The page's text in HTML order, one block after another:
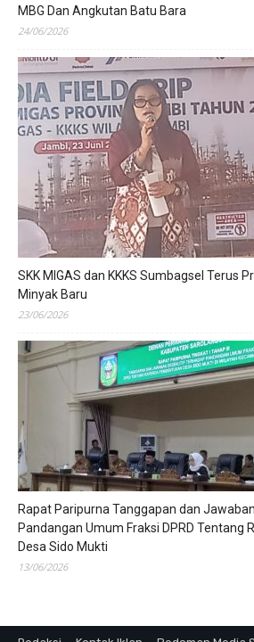
MBG Dan Angkutan Batu Bara
24/06/2026
SKK MIGAS dan KKKS Sumbagsel Terus
Minyak Baru
23/06/2026
Rapat Paripurna Tanggapan dan
Pandangan Umum Fraksi DPRD Tentang
Desa Sido Mukti
13/06/2026